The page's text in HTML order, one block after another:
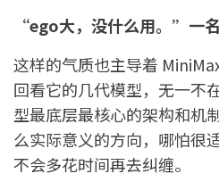
“ego大，没什么用。”一名
这样的气质也主导着
回看它的几代模型，无一不
型最底层最核心的架构和机
么实际意义的方向，哪怕很
不会多花时间再去纠缠。